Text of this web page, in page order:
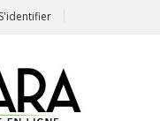
S'identifier